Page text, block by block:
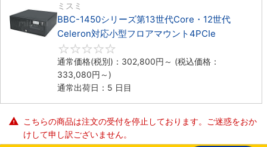
ミスミ
BBC-1450シリーズ第13世代Core・12世代
Celeron対応小型フロアマウント4PCIe
通常価格(税別)： 302,800円 ～ (税込価格：
333,080円 ～)
通常出荷日：5 日目
こちらの商品は注文の受付を停止しております。ご迷惑をおか
けして申し訳ございません。